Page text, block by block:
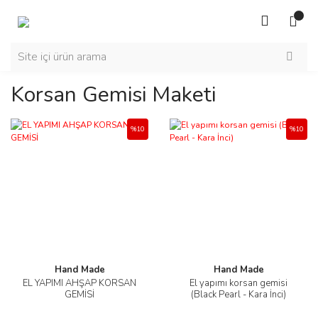
Korsan Gemisi Maketi
Hand Made
EL YAPIMI AHŞAP KORSAN
GEMİSİ
%10
Hand Made
El yapımı korsan gemisi
(Black Pearl - Kara İnci)
%10